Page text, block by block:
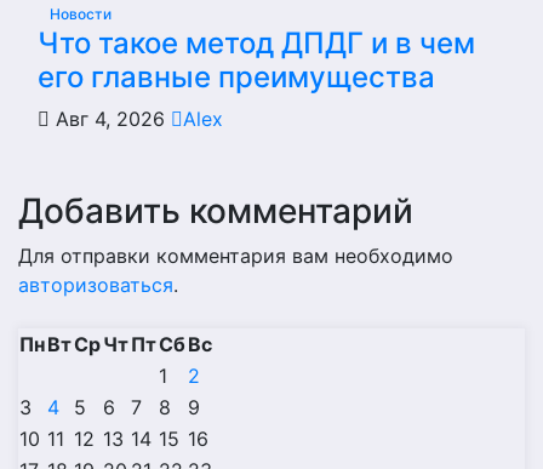
Новости
Что такое метод ДПДГ и в чем
его главные преимущества
Авг 4, 2026 Alex
Добавить комментарий
Для отправки комментария вам необходимо
авторизоваться.
ПнВтСрЧтПтСбВс
1
2
3
4 5 6 7 8
9
10 11 12 13 14 15 16